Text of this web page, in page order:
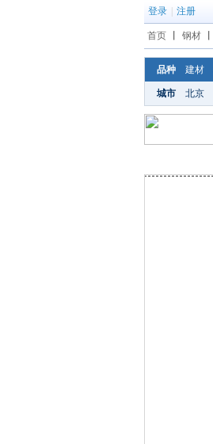
登录 注册
首页 钢材
品种 建材
城市 北京